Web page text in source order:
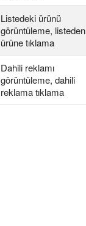
Listedeki ürünü
görüntüleme, listeden
ürüne tıklama
Dahili reklamı
görüntüleme, dahili
reklama tıklama